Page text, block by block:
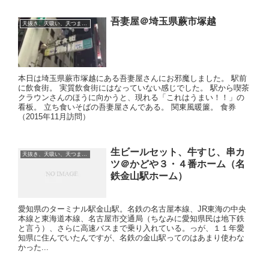
吾妻屋＠埼玉県蕨市塚越
本日は埼玉県蕨市塚越にある吾妻屋さんにお邪魔しました。 駅前
に飲食街。 実質飲食街にはなっていない感じでした。 駅から喫茶
クラウンさんのほうに向かうと、現れる「これはうまい！！」の
看板。 立ち食いそばの吾妻屋さんである。 関東風暖簾。 食券
（2015年11月訪問）
生ビールセット、牛すじ、串カ
ツ＠かどや３・４番ホーム（名
鉄金山駅ホーム）
愛知県のターミナル駅金山駅。名鉄の名古屋本線、JR東海の中央
本線と東海道本線、名古屋市交通局（ちなみに愛知県民は地下鉄
と言う）、さらに高速バスまで乗り入れている。っが、１１年愛
知県に住んでいたんですが、名鉄の金山駅ってのはあまり使わな
かった...